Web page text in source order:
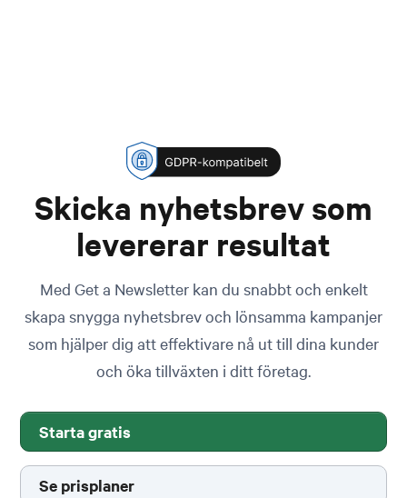
Skicka nyhetsbrev som
levererar resultat
Med Get a Newsletter kan du snabbt och enkelt
skapa snygga nyhetsbrev och lönsamma kampanjer
som hjälper dig att effektivare nå ut till dina kunder
och öka tillväxten i ditt företag.
Starta gratis
Se prisplaner